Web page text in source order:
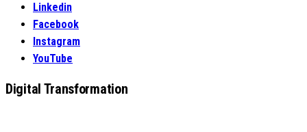
Linkedin
Facebook
Instagram
YouTube
Digital Transformation